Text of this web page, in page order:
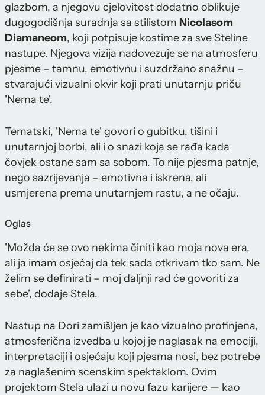
glazbom, a njegovu cjelovitost dodatno oblikuje
dugogodišnja suradnja sa stilistom Nicolasom
Diamaneom, koji potpisuje kostime za sve Steline
nastupe. Njegova vizija nadovezuje se na atmosferu
pjesme – tamnu, emotivnu i suzdržano snažnu –
stvarajući vizualni okvir koji prati unutarnju priču
'Nema te'.
Tematski, 'Nema te' govori o gubitku, tišini i
unutarnjoj borbi, ali i o snazi koja se rađa kada
čovjek ostane sam sa sobom. To nije pjesma patnje,
nego sazrijevanja – emotivna i iskrena, ali
usmjerena prema unutarnjem rastu, a ne očaju.
Oglas
'Možda će se ovo nekima činiti kao moja nova era,
ali ja imam osjećaj da tek sada otkrivam tko sam. Ne
želim se definirati – moj daljnji rad će govoriti za
sebe', dodaje Stela.
Nastup na Dori zamišljen je kao vizualno profinjena,
atmosferična izvedba u kojoj je naglasak na emociji,
interpretaciji i osjećaju koji pjesma nosi, bez potrebe
za naglašenim scenskim spektaklom. Ovim
projektom Stela ulazi u novu fazu karijere — kao